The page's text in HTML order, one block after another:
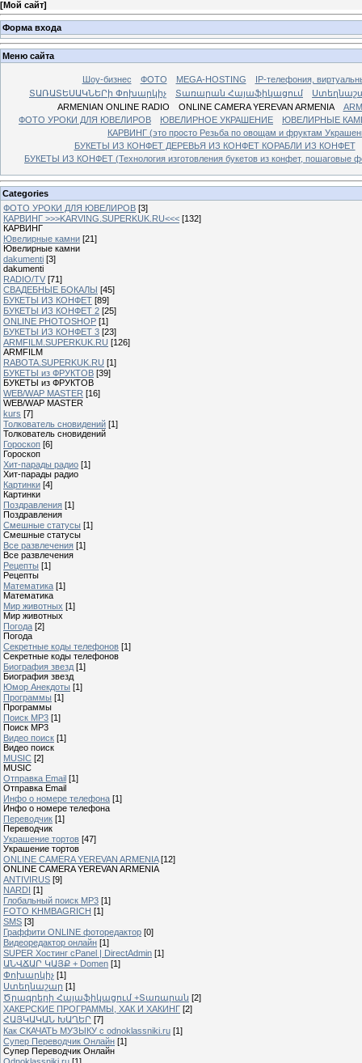
[Мой сайт]
Форма входа
Меню сайта
Шоу-бизнес ФОТО MEGA-HOSTING
IP-телефония,
ՏԱՌԱՏԵՍԱԿՆԵՐի Փոխարկիչ
Տառարան Հայաֆիկացում
ARMENIAN ONLINE RADIO
ONLINE CAMERA YEREVAN ARMENIA
ФОТО УРОКИ ДЛЯ ЮВЕЛИРОВ
ЮВЕЛИРНОЕ УКРАШЕНИЕ
ЮВЕЛИРНЫЕ
КАРВИНГ (это просто Резьба по овощам и фруктам
БУКЕТЫ ИЗ КОНФЕТ ДЕРЕВЬЯ ИЗ КОНФЕТ КОРАБЛИ ИЗ КОНФЕТ
БУКЕТЫ ИЗ КОНФЕТ (Технология изготовления букетов из конфет, пошаговые
Categories
ФОТО УРОКИ ДЛЯ ЮВЕЛИРОВ [3]
КАРВИНГ >>>KARVING.SUPERKUK.RU<<< [132]
КАРВИНГ
Ювелирные камни [21]
Ювелирные камни
dakumenti [3]
dakumenti
RADIO/TV [71]
СВАДЕБНЫЕ БОКАЛЫ [45]
БУКЕТЫ ИЗ КОНФЕТ [89]
БУКЕТЫ ИЗ КОНФЕТ 2 [25]
ONLINE PHOTOSHOP [1]
БУКЕТЫ ИЗ КОНФЕТ 3 [23]
ARMFILM.SUPERKUK.RU [126]
ARMFILM
RABOTA.SUPERKUK.RU [1]
БУКЕТЫ из ФРУКТОВ [39]
БУКЕТЫ из ФРУКТОВ
WEB/WAP MASTER [16]
WEB/WAP MASTER
kurs [7]
Толкователь сновидений [1]
Толкователь сновидений
Гороскоп [6]
Гороскоп
Хит-парады радио [1]
Хит-парады радио
Картинки [4]
Картинки
Поздравления [1]
Поздравления
Смешные статусы [1]
Смешные статусы
Все развлечения [1]
Все развлечения
Рецепты [1]
Рецепты
Математика [1]
Математика
Мир животных [1]
Мир животных
Погода [2]
Погода
Секретные коды телефонов [1]
Секретные коды телефонов
Биография звезд [1]
Биография звезд
Юмор Анекдоты [1]
Программы [1]
Программы
Поиск MP3 [1]
Поиск MP3
Видео поиск [1]
Видео поиск
MUSIC [2]
MUSIC
Отправка Email [1]
Отправка Email
Инфо о номере телефона [1]
Инфо о номере телефона
Переводчик [1]
Переводчик
Украшение тортов [47]
Украшение тортов
ONLINE CAMERA YEREVAN ARMENIA [12]
ONLINE CAMERA YEREVAN ARMENIA
ANTIVIRUS [9]
NARDI [1]
Глобальный поиск MP3 [1]
FOTO KHMBAGRICH [1]
SMS [3]
Граффити ONLINE фоторедактор [0]
Видеоредактор онлайн [1]
SUPER Xостинг cPanel | DirectAdmin [1]
ԱՆՎՃԱՐ ԿԱՅՔ + Domen [1]
Փոխարկիչ [1]
Ստեղնաշար [1]
Ծրագրերի Հայաֆիկացում +Տառարան [2]
ХАКЕРСКИЕ ПРОГРАММЫ, ХАК И ХАКИНГ [2]
ՀԱՅԿԱԿԱՆ ԽԱՂԵՐ [7]
Как СКАЧАТЬ МУЗЫКУ с odnoklassniki.ru [1]
Cупер Переводчик Oнлайн [1]
Cупер Переводчик Oнлайн